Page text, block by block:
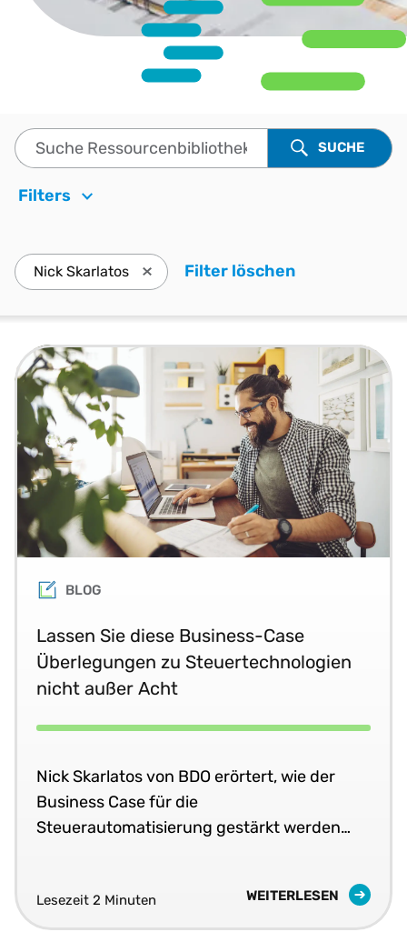
Filters
Suche Ressourcenbibliothek SUCHE
Nick Skarlatos Drücken Sie die Eingabetaste, Nick
Filter löschen
BLOG
Lassen Sie diese Business-Case
Überlegungen zu Steuertechnologien
nicht außer Acht
Nick Skarlatos von BDO erörtert, wie der
Business Case für die
Steuerautomatisierung gestärkt werden
Lesezeit 2 Minuten WEITERLESEN